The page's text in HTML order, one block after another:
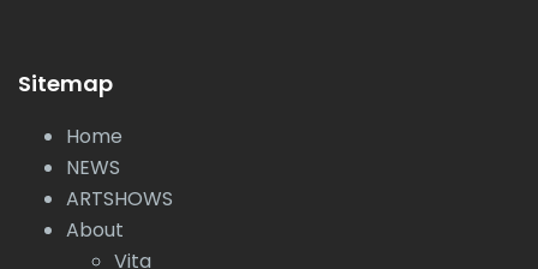
Sitemap
Home
NEWS
ARTSHOWS
About
Vita